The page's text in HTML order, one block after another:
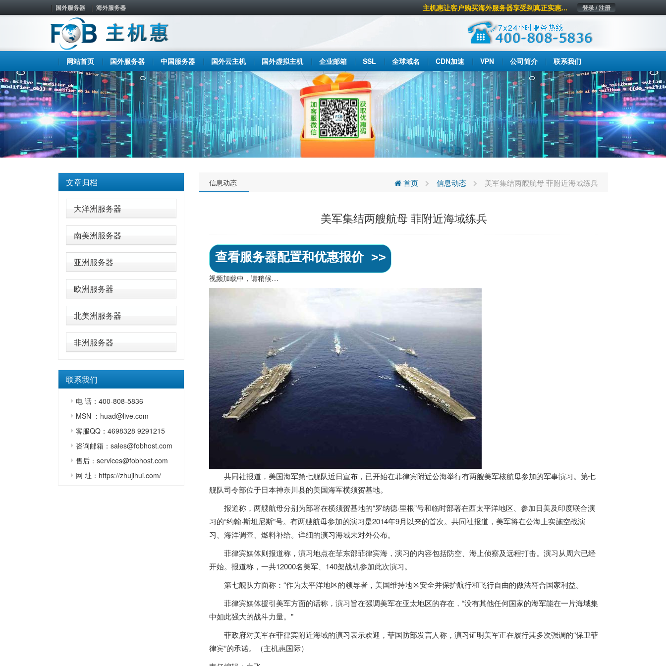
国外服务器 海外服务器 登录 / 注册
主机惠让客户购买海外服务器享受到真正实惠...
网站首页 国外服务器 中国服务器 国外云主机 国外虚拟主机 企业邮箱 SSL 全球域名 CDN加速 VPN 公司简介 联系我们
文章归档
大洋洲服务器
南美洲服务器
亚洲服务器
欧洲服务器
北美洲服务器
非洲服务器
联系我们
电 话：400-808-5836
MSN ：huad@live.com
客服QQ：4698328 9291215
咨询邮箱：sales@fobhost.com
售后：services@fobhost.com
网 址：https://zhujihui.com/
信息动态 首页 信息动态 美军集结两艘航母 菲附近海域练兵
美军集结两艘航母 菲附近海域练兵
查看服务器配置和优惠报价 >>
视频加载中，请稍候…
共同社报道， 美国海军第七舰队近日宣布，已开始在菲律宾附近公海举行有两艘美军核航母参加的军事演习。第七
舰队司令部位于日本神奈川县的美国海军横须贺基地。
报道称，两艘航母分别为部署在横须贺基地的“罗纳德·里根”号和临时部署在西太平洋地区、参加日美及印度联合演
习的“约翰·斯坦尼斯”号。有两艘航母参加的演习是2014年9月以来的首次。共同社报道，美军将在公海上实施空战演
习、海洋调查、燃料补给。详细的演习海域未对外公布。
菲律宾媒体则报道称，演习地点在菲东部菲律宾海，演习的内容包括防空、海上侦察及远程打击。演习从周六已经
开始。报道称，一共12000名美军、140架战机参加此次演习。
第七舰队方面称：“作为太平洋地区的领导者， 美国维持地区安全并保护航行和飞行自由的做法符合国家利益。
菲律宾媒体援引美军方面的话称，演习旨在强调美军在亚太地区的存在，“没有其他任何国家的海军能在一片海域集
中如此强大的战斗力量。”
菲政府对美军在菲律宾附近海域的演习表示欢迎，菲国防部发言人称，演习证明美军正在履行其多次强调的“保卫菲
律宾”的承诺。（主机惠国际）